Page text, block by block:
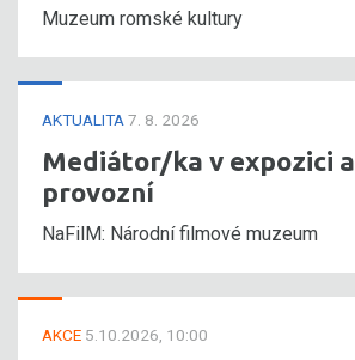
Muzeum romské kultury
AKTUALITA 7. 8. 2026
Mediátor/ka v expozici a
provozní
NaFilM: Národní filmové muzeum
AKCE 5.10.2026, 10:00